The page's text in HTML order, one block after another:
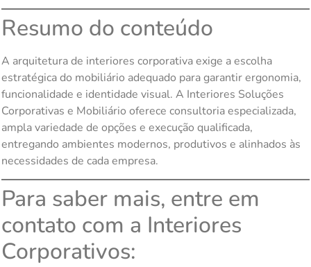
Resumo do conteúdo
A arquitetura de interiores corporativa exige a escolha
estratégica do mobiliário adequado para garantir ergonomia,
funcionalidade e identidade visual. A Interiores Soluções
Corporativas e Mobiliário oferece consultoria especializada,
ampla variedade de opções e execução qualificada,
entregando ambientes modernos, produtivos e alinhados às
necessidades de cada empresa.
Para saber mais, entre em
contato com a Interiores
Corporativos: